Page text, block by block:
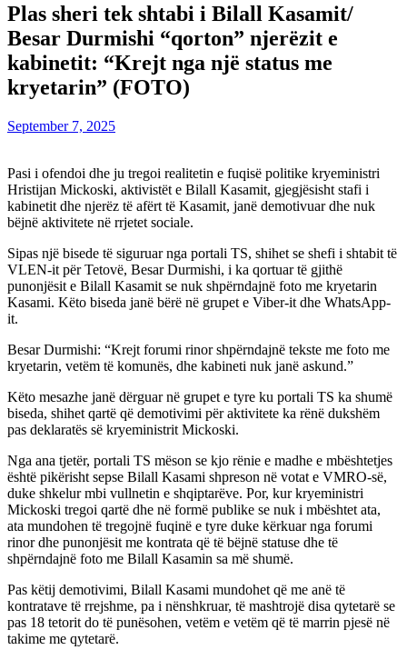
Plas sheri tek shtabi i Bilall Kasamit/
Besar Durmishi “qorton” njerëzit e
kabinetit: “Krejt nga një status me
kryetarin” (FOTO)
September 7, 2025
Pasi i ofendoi dhe ju tregoi realitetin e fuqisë politike kryeministri
Hristijan Mickoski, aktivistët e Bilall Kasamit, gjegjësisht stafi i
kabinetit dhe njerëz të afërt të Kasamit, janë demotivuar dhe nuk
bëjnë aktivitete në rrjetet sociale.
Sipas një bisede të siguruar nga portali TS, shihet se shefi i shtabit të
VLEN-it për Tetovë, Besar Durmishi, i ka qortuar të gjithë
punonjësit e Bilall Kasamit se nuk shpërndajnë foto me kryetarin
Kasami. Këto biseda janë bërë në grupet e Viber-it dhe WhatsApp-
it.
Besar Durmishi: “Krejt forumi rinor shpërndajnë tekste me foto me
kryetarin, vetëm të komunës, dhe kabineti nuk janë askund.”
Këto mesazhe janë dërguar në grupet e tyre ku portali TS ka shumë
biseda, shihet qartë që demotivimi për aktivitete ka rënë dukshëm
pas deklaratës së kryeministrit Mickoski.
Nga ana tjetër, portali TS mëson se kjo rënie e madhe e mbështetjes
është pikërisht sepse Bilall Kasami shpreson në votat e VMRO-së,
duke shkelur mbi vullnetin e shqiptarëve. Por, kur kryeministri
Mickoski tregoi qartë dhe në formë publike se nuk i mbështet ata,
ata mundohen të tregojnë fuqinë e tyre duke kërkuar nga forumi
rinor dhe punonjësit me kontrata që të bëjnë statuse dhe të
shpërndajnë foto me Bilall Kasamin sa më shumë.
Pas këtij demotivimi, Bilall Kasami mundohet që me anë të
kontratave të rrejshme, pa i nënshkruar, të mashtrojë disa qytetarë se
pas 18 tetorit do të punësohen, vetëm e vetëm që të marrin pjesë në
takime me qytetarë.